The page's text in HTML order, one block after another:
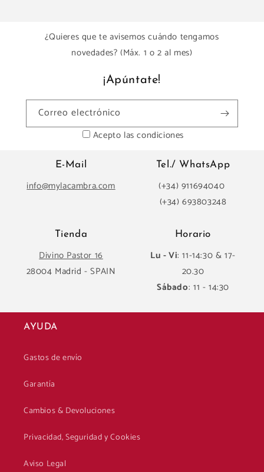
¿Quieres que te avisemos cuándo tengamos
novedades? (Máx. 1 o 2 al mes)
¡Apúntate!
Correo electrónico
Acepto las condiciones
E-Mail
info@mylacambra.com
Tel./ WhatsApp
(+34) 911694040
(+34) 693803248
Tienda
Divino Pastor 16
28004 Madrid - SPAIN
Horario
Lu - Vi: 11-14:30 & 17-
20.30
Sábado: 11 - 14:30
AYUDA
Gastos de envío
Garantía
Cambios & Devoluciones
Privacidad, Seguridad y Cookies
Aviso Legal